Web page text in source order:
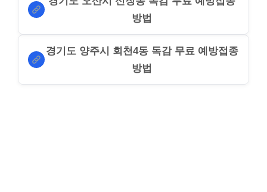
방법
경기도 양주시 회천4동 독감 무료 예방접종
방법